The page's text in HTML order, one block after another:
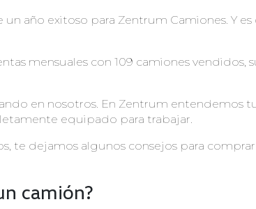
un año exitoso para Zentrum Camiones. Y
mensuales con 109 camiones vendidos,
en nosotros. En Zentrum entendemos
equipado para trabajar.
te dejamos algunos consejos para
camión?